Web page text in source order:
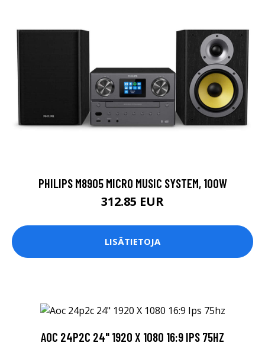
PHILIPS M8905 MICRO MUSIC SYSTEM, 100W
312.85 EUR
LISÄTIETOJA
AOC 24P2C 24" 1920 X 1080 16:9 IPS 75HZ